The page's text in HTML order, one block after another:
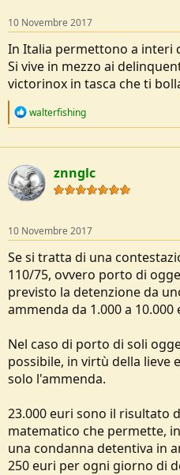
s
:
10 Novembre 2017
In Italia permettono a interi
Si vive in mezzo ai
victorinox in tasca che ti
R
c
i
o
n
walterfishing
znnglc
10 Novembre 2017
Se si tratta di una
110/75, ovvero porto di
previsto la detenzione da
ammenda da 1.000 a
Nel caso di porto di soli
possibile, in virtù della lieve
solo l'ammenda.
23.000 euri sono il risultato
matematico che permette,
una condanna detentiva in
250 euri per ogni giorno di